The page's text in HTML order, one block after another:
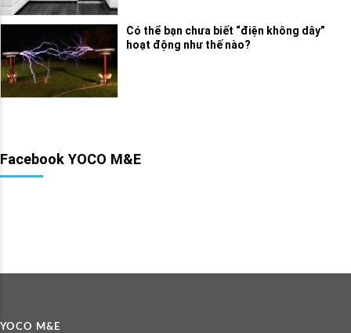
Có thể bạn chưa biết “điện không dây”
hoạt động như thế nào?
Facebook YOCO M&E
YOCO M&E